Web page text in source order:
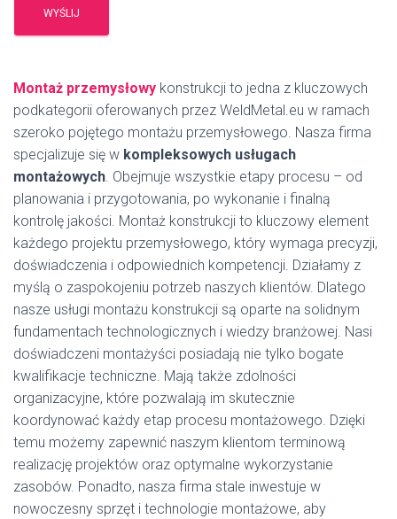
Montaż przemysłowy konstrukcji to jedna z kluczowych
podkategorii oferowanych przez WeldMetal.eu w ramach
szeroko pojętego montażu przemysłowego. Nasza firma
specjalizuje się w kompleksowych usługach
montażowych. Obejmuje wszystkie etapy procesu – od
planowania i przygotowania, po wykonanie i finalną
kontrolę jakości. Montaż konstrukcji to kluczowy element
każdego projektu przemysłowego, który wymaga precyzji,
doświadczenia i odpowiednich kompetencji. Działamy z
myślą o zaspokojeniu potrzeb naszych klientów. Dlatego
nasze usługi montażu konstrukcji są oparte na solidnym
fundamentach technologicznych i wiedzy branżowej. Nasi
doświadczeni montażyści posiadają nie tylko bogate
kwalifikacje techniczne. Mają także zdolności
organizacyjne, które pozwalają im skutecznie
koordynować każdy etap procesu montażowego. Dzięki
temu możemy zapewnić naszym klientom terminową
realizację projektów oraz optymalne wykorzystanie
zasobów. Ponadto, nasza firma stale inwestuje w
nowoczesny sprzęt i technologie montażowe, aby